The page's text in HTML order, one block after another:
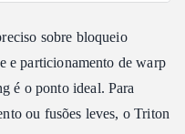
sobre bloqueio
e particionamento de warp
é o ponto ideal. Para
ou fusões leves, o Triton